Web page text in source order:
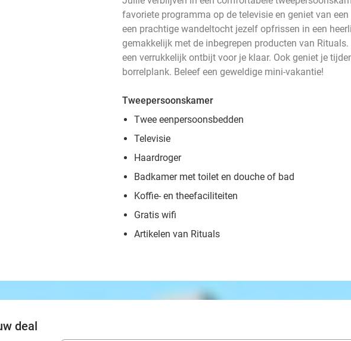
favoriete programma op de televisie en geniet van
een prachtige wandeltocht jezelf opfrissen in een
gemakkelijk met de inbegrepen producten van
een verrukkelijk ontbijt voor je klaar. Ook geniet je
borrelplank. Beleef een geweldige mini-vakantie!
Tweepersoonskamer
Twee eenpersoonsbedden
Televisie
Haardroger
Badkamer met toilet en douche of bad
Koffie- en theefaciliteiten
Gratis wifi
Artikelen van Rituals
deal